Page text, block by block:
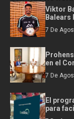
Viktor
Balears
7 De
en el
7 De
El
para